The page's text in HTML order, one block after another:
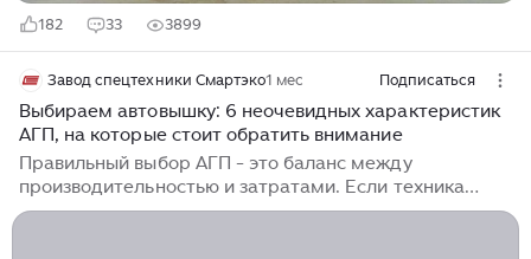
182 33 3899
Завод спецтехники Смартэко1 мес Подписаться
Выбираем автовышку: 6 неочевидных характеристик
АГП, на которые стоит обратить внимание
Правильный выбор АГП - это баланс между
производительностью и затратами. Если техника
подобрана правильно, она будет стабильно работать